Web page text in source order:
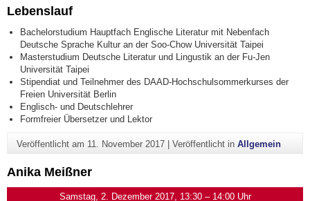
Lebenslauf
Bachelorstudium Hauptfach Englische Literatur mit Nebenfach
Deutsche Sprache Kultur an der Soo-Chow Universität Taipei
Masterstudium Deutsche Literatur und Lingustik an der Fu-Jen
Universität Taipei
Stipendiat und Teilnehmer des DAAD-Hochschulsommerkurses der
Freien Universität Berlin
Englisch- und Deutschlehrer
Formfreier Übersetzer und Lektor
Veröffentlicht am 11. November 2017| Veröffentlicht in Allgemein
Anika Meißner
Samstag, 2. Dezember 2017, 13:30 – 14:00 Uhr